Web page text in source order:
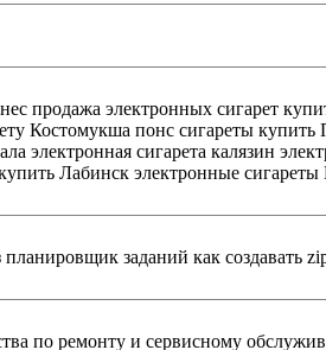
продажа электронных сигарет